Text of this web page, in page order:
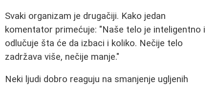
Svaki organizam je drugačiji. Kako jedan
komentator primećuje: "Naše telo je inteligentno i
odlučuje šta će da izbaci i koliko. Nečije telo
zadržava više, nečije manje."
Neki ljudi dobro reaguju na smanjenje ugljenih